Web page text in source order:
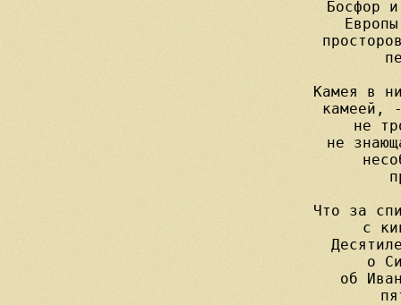
Босфор
Камея в
камеей,
не
не
Что за
с
о
об